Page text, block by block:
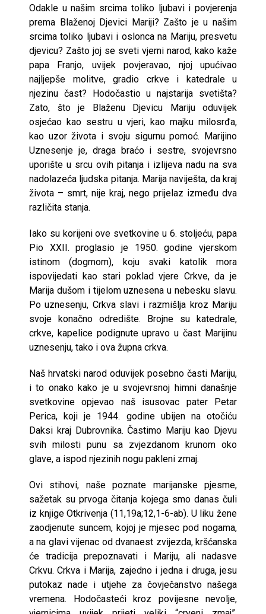
Odakle u našim srcima toliko ljubavi i povjerenja
prema Blaženoj Djevici Mariji? Zašto je u našim
srcima toliko ljubavi i oslonca na Mariju, presvetu
djevicu? Zašto joj se sveti vjerni narod, kako kaže
papa Franjo, uvijek povjeravao, njoj upućivao
najljepše molitve, gradio crkve i katedrale u
njezinu čast? Hodočastio u najstarija svetišta?
Zato, što je Blaženu Djevicu Mariju oduvijek
osjećao kao sestru u vjeri, kao majku milosrđa,
kao uzor života i svoju sigurnu pomoć. Marijino
Uznesenje je, draga braćo i sestre, svojevrsno
uporište u srcu ovih pitanja i izlijeva nadu na sva
nadolazeća ljudska pitanja. Marija naviješta, da kraj
života – smrt, nije kraj, nego prijelaz između dva
različita stanja.
Iako su korijeni ove svetkovine u 6. stoljeću, papa
Pio XXII. proglasio je 1950. godine vjerskom
istinom (dogmom), koju svaki katolik mora
ispovijedati kao stari poklad vjere Crkve, da je
Marija dušom i tijelom uznesena u nebesku slavu.
Po uznesenju, Crkva slavi i razmišlja kroz Mariju
svoje konačno odredište. Brojne su katedrale,
crkve, kapelice podignute upravo u čast Marijinu
uznesenju, tako i ova župna crkva.
Naš hrvatski narod oduvijek posebno časti Mariju,
i to onako kako je u svojevrsnoj himni današnje
svetkovine opjevao naš isusovac pater Petar
Perica, koji je 1944. godine ubijen na otočiću
Daksi kraj Dubrovnika. Častimo Mariju kao Djevu
svih milosti punu sa zvjezdanom krunom oko
glave, a ispod njezinih nogu pakleni zmaj.
Ovi stihovi, naše poznate marijanske pjesme,
sažetak su prvoga čitanja kojega smo danas čuli
iz knjige Otkrivenja (11,19a;12,1-6-ab). U liku žene
zaodjenute suncem, kojoj je mjesec pod nogama,
a na glavi vijenac od dvanaest zvijezda, kršćanska
će tradicija prepoznavati i Mariju, ali nadasve
Crkvu. Crkva i Marija, zajedno i jedna i druga, jesu
putokaz nade i utjehe za čovječanstvo našega
vremena. Hodočasteći kroz povijesne nevolje,